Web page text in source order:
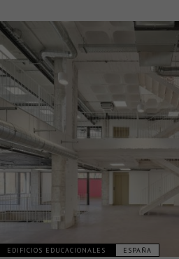
EDIFICIOS EDUCACIONALES ESPAÑA